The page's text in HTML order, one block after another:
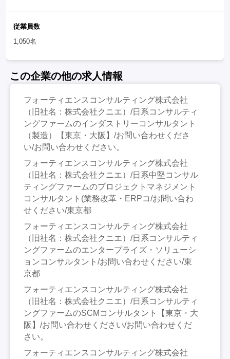
従業員数
1,050名
この企業の他の求人情報
フォーティエンスコンサルティング株式会社
（旧社名：株式会社クニエ）/日系コンサルティ
ングファームのインダストリーコンサルタント
（製造）【東京・大阪】/お問い合わせくださ
い/お問い合わせください。
フォーティエンスコンサルティング株式会社
（旧社名：株式会社クニエ）/日系中堅コンサル
ティングファームのプロジェクトマネジメント
コンサルタント(業務改革・ERPコ/お問い合わ
せください/東京都
フォーティエンスコンサルティング株式会社
（旧社名：株式会社クニエ）/日系コンサルティ
ングファームのエンタープライズ・ソリューシ
ョンコンサルタント/お問い合わせください/東
京都
フォーティエンスコンサルティング株式会社
（旧社名：株式会社クニエ）/日系コンサルティ
ングファームのSCMコンサルタント【東京・大
阪】/お問い合わせください/お問い合わせくだ
さい。
フォーティエンスコンサルティング株式会社